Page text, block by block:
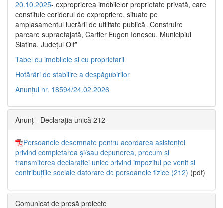
20.10.2025- exproprierea imobilelor proprietate privată, care
constituie coridorul de expropriere, situate pe
amplasamentul lucrării de utilitate publică „Construire
parcare supraetajată, Cartier Eugen Ionescu, Municipiul
Slatina, Județul Olt”
Tabel cu imobilele și cu proprietarii
Hotărâri de stabilire a despăgubirilor
Anunțul nr. 18594/24.02.2026
Anunț - Declarația unică 212
Persoanele desemnate pentru acordarea asistenței
privind completarea și/sau depunerea, precum și
transmiterea declarației unice privind impozitul pe venit și
contribuțiile sociale datorare de persoanele fizice (212) (pdf)
Comunicat de presă proiecte